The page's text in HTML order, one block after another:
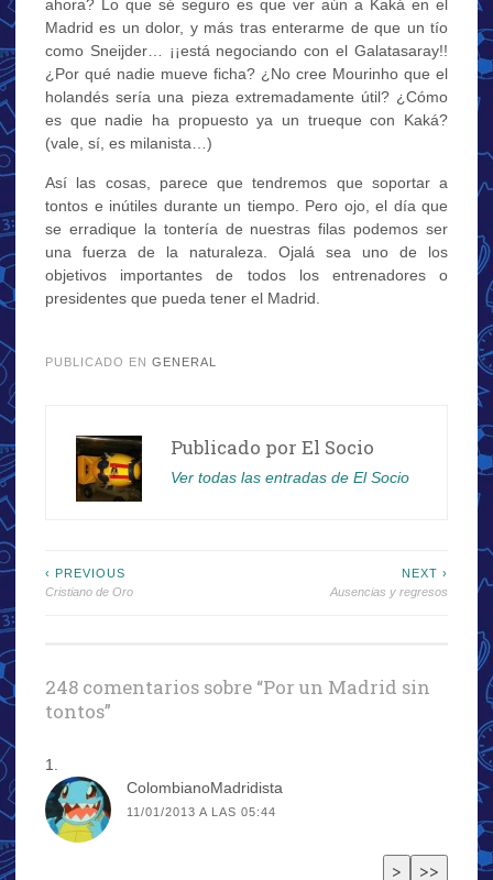
ahora? Lo que sé seguro es que ver aún a Kaká en el
Madrid es un dolor, y más tras enterarme de que un tío
como Sneijder… ¡¡está negociando con el Galatasaray!!
¿Por qué nadie mueve ficha? ¿No cree Mourinho que el
holandés sería una pieza extremadamente útil? ¿Cómo
es que nadie ha propuesto ya un trueque con Kaká?
(vale, sí, es milanista…)
Así las cosas, parece que tendremos que soportar a
tontos e inútiles durante un tiempo. Pero ojo, el día que
se erradique la tontería de nuestras filas podemos ser
una fuerza de la naturaleza. Ojalá sea uno de los
objetivos importantes de todos los entrenadores o
presidentes que pueda tener el Madrid.
PUBLICADO EN GENERAL
Publicado por El Socio
Ver todas las entradas de El Socio
Navegación
‹ PREVIOUS
Cristiano de Oro
NEXT ›
Ausencias y regresos
248 comentarios sobre “Por un Madrid sin
tontos”
ColombianoMadridista
11/01/2013 A LAS 05:44